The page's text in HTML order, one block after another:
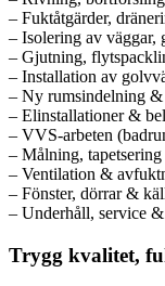
– Fuktåtgärder,
– Isolering av väggar,
– Gjutning,
– Installation av
– Ny rumsindelning &
– Elinstallationer &
– VVS-arbeten
– Målning,
– Ventilation &
– Fönster, dörrar &
– Underhåll, service
Trygg kvalitet,